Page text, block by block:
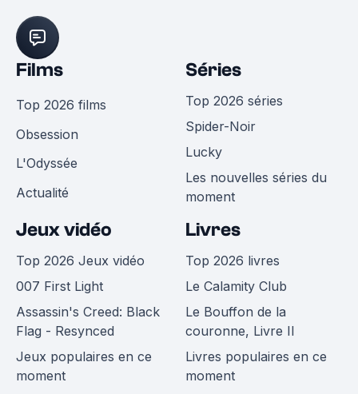
Films
Top 2026 films
Obsession
L'Odyssée
Actualité
Séries
Top 2026 séries
Spider-Noir
Lucky
Les nouvelles séries du
moment
Jeux vidéo
Top 2026 Jeux vidéo
007 First Light
Assassin's Creed: Black
Flag - Resynced
Jeux populaires en ce
moment
Livres
Top 2026 livres
Le Calamity Club
Le Bouffon de la
couronne, Livre II
Livres populaires en ce
moment